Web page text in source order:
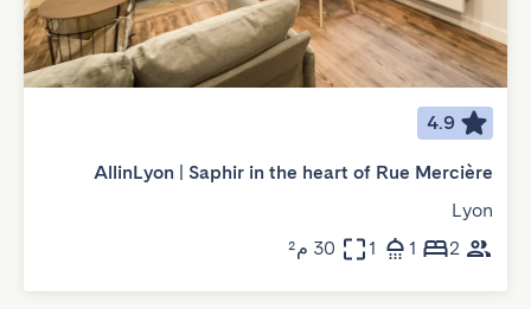
4.9
AllinLyon | Saphir in the heart of Rue Mercière
Lyon
2
1
1 30 م²